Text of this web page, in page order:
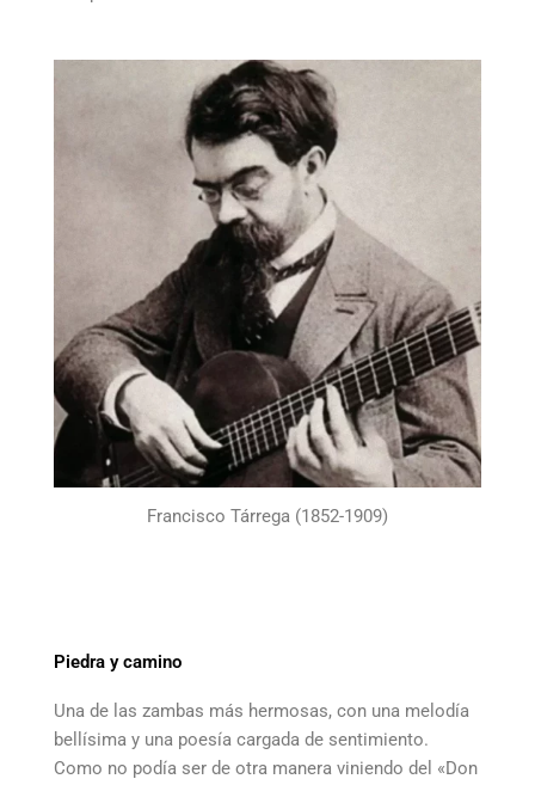
Francisco Tárrega (1852-1909)
Piedra y camino
Una de las zambas más hermosas, con una melodía
bellísima y una poesía cargada de sentimiento.
Como no podía ser de otra manera viniendo del «Don